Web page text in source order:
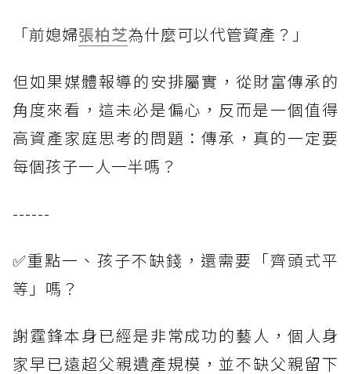
「前媳婦張柏芝為什麼可以代管資產？」
但如果媒體報導的安排屬實，從財富傳承的
角度來看，這未必是偏心，反而是一個值得
高資產家庭思考的問題：傳承，真的一定要
每個孩子一人一半嗎？
------
✅重點一、孩子不缺錢，還需要「齊頭式平
等」嗎？
謝霆鋒本身已經是非常成功的藝人，個人身
家早已遠超父親遺產規模，並不缺父親留下